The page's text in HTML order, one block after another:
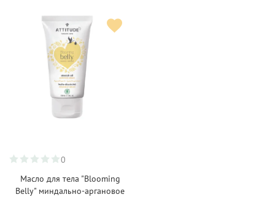
0
Масло для тела "Blooming
Belly" миндально-аргановое